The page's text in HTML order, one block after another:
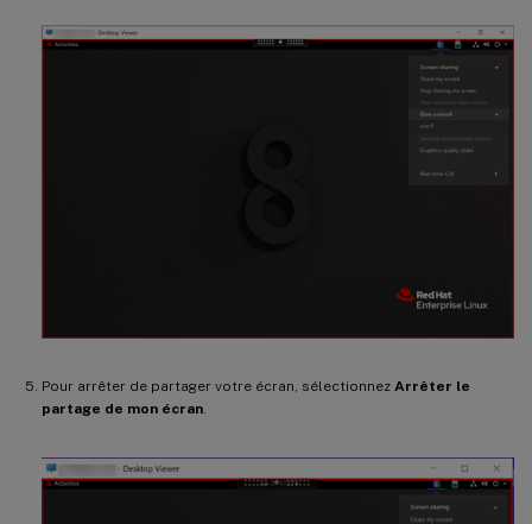
Pour arrêter de partager votre écran, sélectionnez Arrêter le
partage de mon écran.